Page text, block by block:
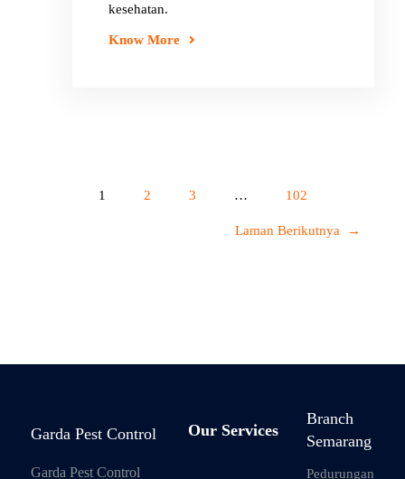
kesehatan.
Know More
1 2 3 … 102
Laman Berikutnya →
Garda Pest Control
Garda Pest Control
Our Services
Branch
Semarang
Pedurungan